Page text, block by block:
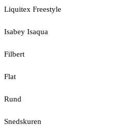
Liquitex Freestyle
Isabey Isaqua
Filbert
Flat
Rund
Snedskuren